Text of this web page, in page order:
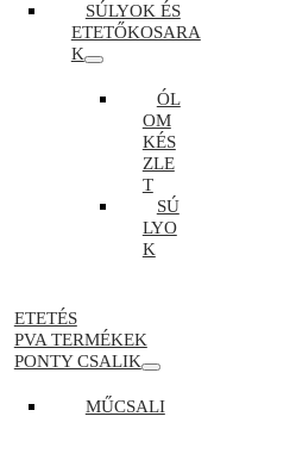
SÚLYOK ÉS
ETETŐKOSARA
K
ÓL
OM
KÉS
ZLE
T
SÚ
LYO
K
ETETÉS
PVA TERMÉKEK
PONTY CSALIK
MŰCSALI